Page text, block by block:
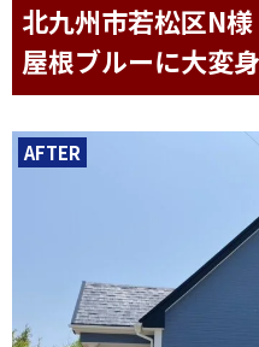
北九州市若松区N
屋根ブルーに大変身
AFTER